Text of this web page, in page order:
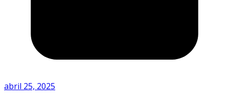
abril 25, 2025